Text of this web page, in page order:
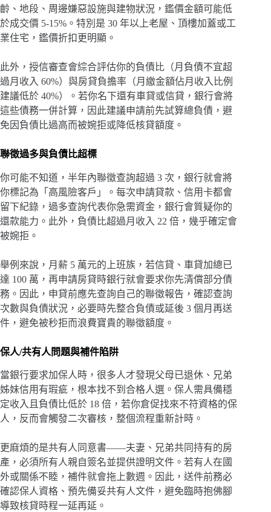
齡、地段、周邊嫌惡設施與建物狀況，鑑價金額可能低
於成交價 5-15%。特別是 30 年以上老屋、頂樓加蓋或工
業住宅，鑑價折扣更明顯。
此外，授信審查會綜合評估你的負債比（月負債不宜超
過月收入 60%）與房貸負擔率（月繳金額佔月收入比例
建議低於 40%）。若你名下還有車貸或信貸，銀行會將
這些債務一併計算，因此建議申請前先試算總負債，避
免因負債比過高而被婉拒或降低核貸額度。
聯徵過多與負債比超標
你可能不知道，半年內聯徵查詢超過 3 次，銀行就會將
你標記為「高風險客戶」。每次申請貸款、信用卡都會
留下紀錄，過多查詢代表你急需資金，銀行會質疑你的
還款能力。此外，負債比超過月收入 22 倍，幾乎確定會
被婉拒。
舉例來說，月薪 5 萬元的上班族，若信貸、車貸加總已
達 100 萬，再申請房貸時銀行就會要求你先清償部分債
務。因此，申貸前應先查詢自己的聯徵報告，確認查詢
次數與負債狀況，必要時先整合負債或延後 3 個月再送
件，避免被秒拒而浪費寶貴的聯徵額度。
保人/共有人問題與補件陷阱
當銀行要求加保人時，很多人才發現父母已退休、兄弟
姊妹信用有瑕疵，根本找不到合格人選。保人需具備穩
定收入且負債比低於 18 倍，若你倉促找來不符資格的保
人，反而會觸發二次審核，整個流程重新計時。
更麻煩的是共有人同意書——夫妻、兄弟共同持有的房
產，必須所有人親自簽名並提供證明文件。若有人在國
外或關係不睦，補件就會拖上數週。因此，送件前務必
確認保人資格、預先備妥共有人文件，避免臨時抱佛腳
導致核貸時程一延再延。